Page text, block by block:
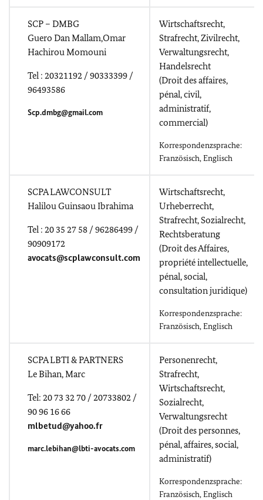
SCP – DMBG
Guero Dan Mallam,Omar
Hachirou Momouni
Tel : 20321192 / 90333399 /
96493586
Scp.dmbg@gmail.com
Wirtschaftsrecht,
Strafrecht, Zivilrecht,
Verwaltungsrecht,
Handelsrecht
(Droit des affaires,
pénal, civil,
administratif,
commercial)
Korrespondenzsprache:
Französisch, Englisch
SCPA LAWCONSULT
Halilou Guinsaou Ibrahima
Tel : 20 35 27 58 / 96286499 /
90909172
avocats@scplawconsult.com
Wirtschaftsrecht,
Urheberrecht,
Strafrecht, Sozialrecht,
Rechtsberatung
(Droit des Affaires,
propriété intellectuelle,
pénal, social,
consultation juridique)
Korrespondenzsprache:
Französisch, Englisch
SCPA LBTI & PARTNERS
Le Bihan, Marc
Tel: 20 73 32 70 / 20733802 /
90 96 16 66
mlbetud@yahoo.fr
marc.lebihan@lbti-avocats.com
Personenrecht,
Strafrecht,
Wirtschaftsrecht,
Sozialrecht,
Verwaltungsrecht
(Droit des personnes,
pénal, affaires, social,
administratif)
Korrespondenzsprache:
Französisch, Englisch